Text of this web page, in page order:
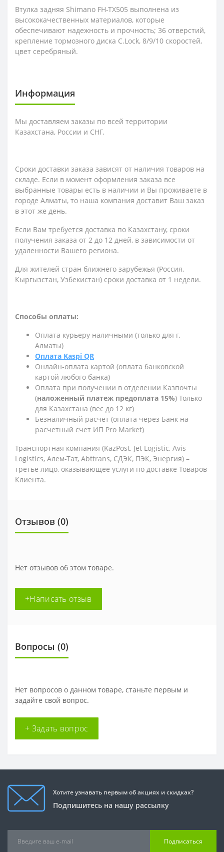
Втулка задняя Shimano FH-TX505 выполнена из
высококачественных материалов, которые
обеспечивают надежность и прочность; 36 отверстий,
крепление тормозного диска C.Lock, 8/9/10 скоростей,
цвет серебряный.
Информация
Мы доставляем заказы по всей территории
Казахстана, России и СНГ.
Сроки доставки заказа зависят от наличия товаров на
складе. Если в момент оформления заказа все
выбранные товары есть в наличии и Вы проживаете в
городе Алматы, то наша компания доставит Ваш заказ
в этот же день.
Если Вам требуется доставка по Казахстану, сроки
получения заказа от 2 до 12 дней, в зависимости от
удаленности Вашего региона.
Для жителей стран ближнего зарубежья (Россия,
Кыргызстан, Узбекистан) сроки доставка от 1 недели.
Способы оплаты:
Оплата курьеру наличными (только для г.
Алматы)
Оплата Kaspi QR
Онлайн-оплата картой (оплата банковской
картой любого банка)
Оплата при получении в отделении Казпочты
(наложенный платеж предоплата 15%) Только
для Казахстана (вес до 12 кг)
Безналичный расчет (оплата через Банк на
расчетный счет ИП Pro Market)
Транспортная компания (KazPost, Jet Logistic, Avis
Logistics, Алем-Тат, Abttrans, СДЭК, ПЭК, Энергия) –
третье лицо, оказывающее услуги по доставке Товаров
Клиента.
Отзывов (0)
Нет отзывов об этом товаре.
+Написать отзыв
Вопросы (0)
Нет вопросов о данном товаре, станьте первым и
задайте свой вопрос.
+ Задать вопрос
Хотите узнавать первым об акциях и скидках?
Подпишитесь на нашу рассылку
Подписаться